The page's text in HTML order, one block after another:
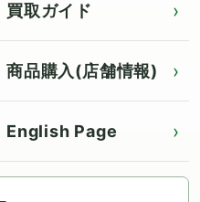
買取ガイド
商品購入(店舗情報)
English Page
Click for English page